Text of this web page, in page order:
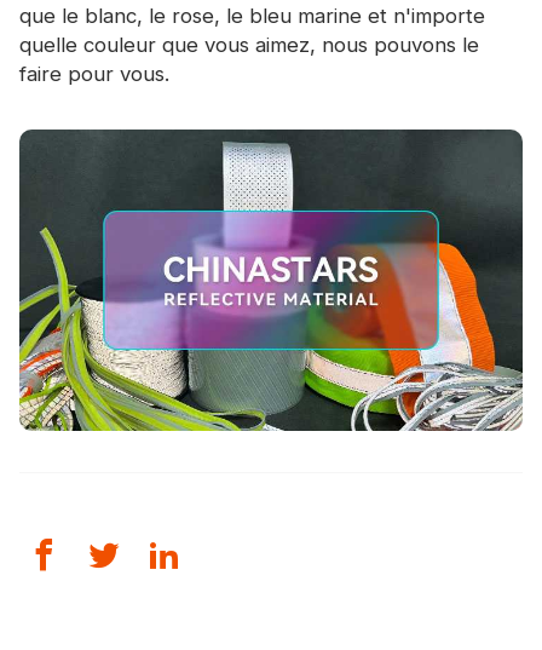
que le blanc, le rose, le bleu marine et n'importe
quelle couleur que vous aimez, nous pouvons le
faire pour vous.